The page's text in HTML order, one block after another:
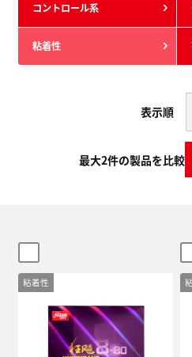
コントロール系
粘着性
表示順
最大2件の製品を比較
粘着性